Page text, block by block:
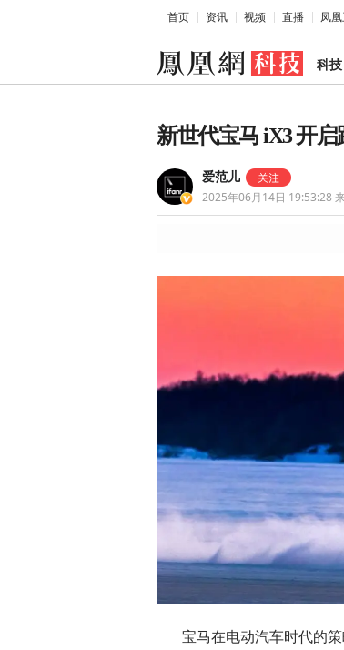
首页 资讯 视频 直播 凤
科技
新世代宝马 iX3 开
爱范儿
2025年06月14日 19:53:28
宝马在电动汽车时代的